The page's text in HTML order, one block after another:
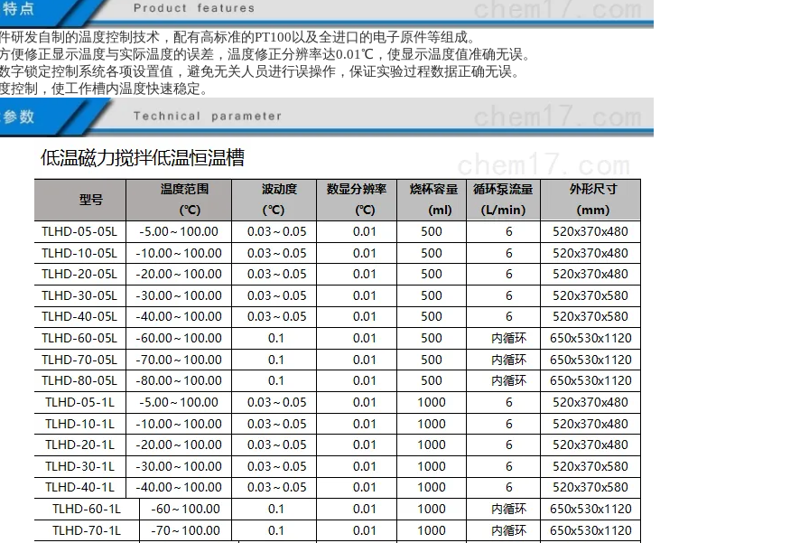
研发自制的温度控制技术，配有高标准的PT100以及全进口的电子原件等组成。
便修正显示温度与实际温度的误差，温度修正分辨率达0.01℃，使显示温度值准确无误。
字锁定控制系统各项设置值，避免无关人员进行误操作，保证实验过程数据正确无误。
控制，使工作槽内温度快速稳定。